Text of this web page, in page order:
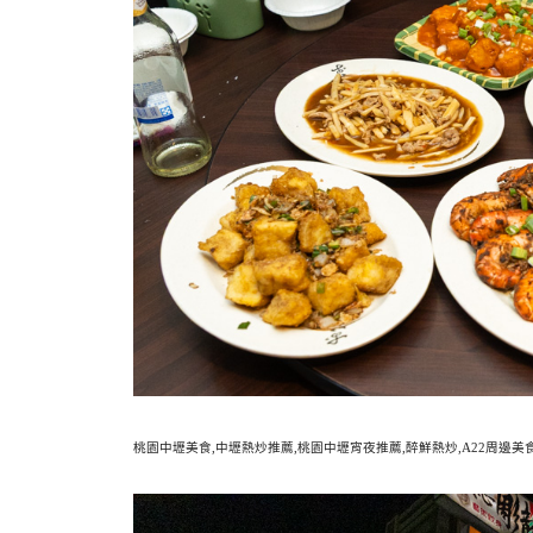
桃園中壢美食,中壢熱炒推薦,桃園中壢宵夜推薦,醉鮮熱炒,A22周邊美